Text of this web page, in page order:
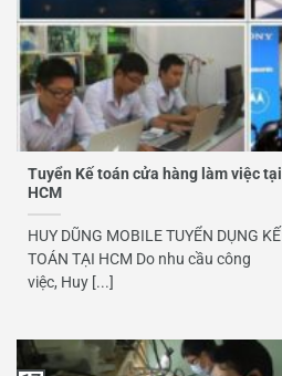
Tuyển Kế toán cửa hàng làm việc tại
HCM
HUY DŨNG MOBILE TUYỂN DỤNG KẾ
TOÁN TẠI HCM Do nhu cầu công
việc, Huy [...]